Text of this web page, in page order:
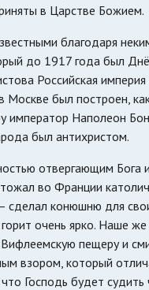
в Царстве Божием.
благодаря
до 1917 года был
Российская
был построен,
император Наполеон
был антихристом.
отвергающим Бога
во Франции
сделал конюшню для
очень ярко. Наше
пещеру и
взором, который
Господь будет